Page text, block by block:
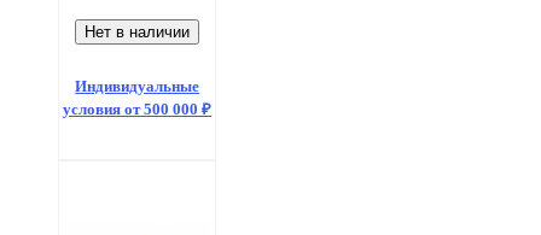
Нет в наличии
Индивидуальные
условия от 500 000 ₽